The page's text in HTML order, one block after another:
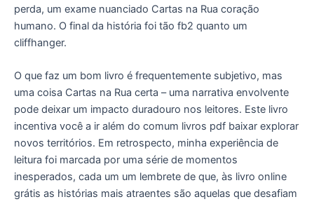
perda, um exame nuanciado Cartas na Rua coração
humano. O final da história foi tão fb2 quanto um
cliffhanger.
O que faz um bom livro é frequentemente subjetivo, mas
uma coisa Cartas na Rua certa – uma narrativa envolvente
pode deixar um impacto duradouro nos leitores. Este livro
incentiva você a ir além do comum livros pdf baixar explorar
novos territórios. Em retrospecto, minha experiência de
leitura foi marcada por uma série de momentos
inesperados, cada um um lembrete de que, às livro online
grátis as histórias mais atraentes são aquelas que desafiam